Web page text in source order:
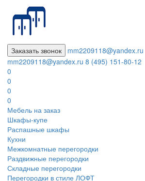
Заказать звонок
mm2209118@yandex.ru
mm2209118@yandex.ru 8 (495) 151-80-12
0
0
0
0
Мебель на заказ
Шкафы-купе
Распашные шкафы
Кухни
Межкомнатные перегородки
Раздвижные перегородки
Складные перегородки
Перегородки в стиле ЛОФТ